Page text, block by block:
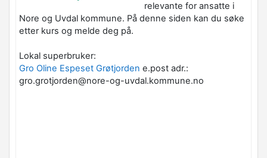
relevante for ansatte i
Nore og Uvdal kommune. På denne siden kan du søke
etter kurs og melde deg på.
Lokal superbruker:
Gro Oline Espeset Grøtjorden e.post adr.:
gro.grotjorden@nore-og-uvdal.kommune.no